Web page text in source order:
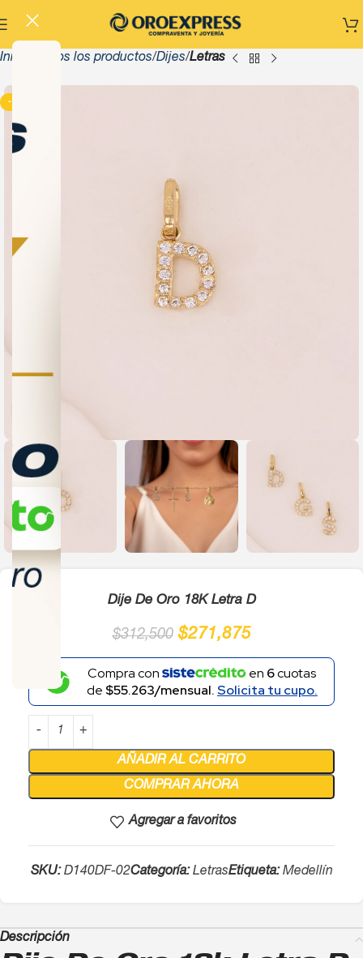
Inicio Todos los productos Dijes Letras
-13%
Dije De Oro 18K Letra D
$312,500 $271,875
Compra con en 6cuotas
de $55.263/mensual.Solicita tu cupo.
AÑADIR AL CARRITO
COMPRAR AHORA
Agregar a favoritos
SKU:D140DF-02Categoría: LetrasEtiqueta: Medellín
Descripción